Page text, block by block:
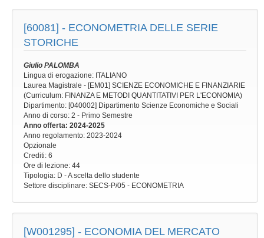
[60081] - ECONOMETRIA DELLE SERIE
STORICHE
Giulio PALOMBA
Lingua di erogazione: ITALIANO
Laurea Magistrale - [EM01] SCIENZE ECONOMICHE E FINANZIARIE
(Curriculum: FINANZA E METODI QUANTITATIVI PER L'ECONOMIA)
Dipartimento: [040002] Dipartimento Scienze Economiche e Sociali
Anno di corso: 2 - Primo Semestre
Anno offerta: 2024-2025
Anno regolamento: 2023-2024
Opzionale
Crediti: 6
Ore di lezione: 44
Tipologia: D - A scelta dello studente
Settore disciplinare: SECS-P/05 - ECONOMETRIA
[W001295] - ECONOMIA DEL MERCATO